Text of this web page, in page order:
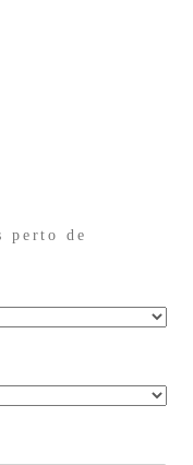
perto de